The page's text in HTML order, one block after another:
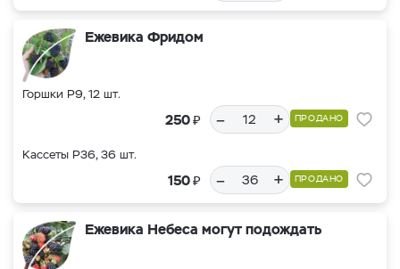
Ежевика Фридом
Горшки Р9, 12 шт.
250₽ – + ПРОДАНО
Кассеты Р36, 36 шт.
150₽ – + ПРОДАНО
Ежевика Небеса могут подождать